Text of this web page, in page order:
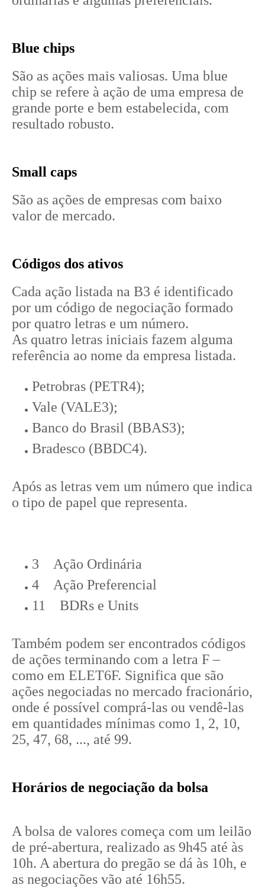
Blue chips
São as ações mais valiosas. Uma blue
chip se refere à ação de uma empresa de
grande porte e bem estabelecida, com
resultado robusto.
Small caps
São as ações de empresas com baixo
valor de mercado.
Códigos dos ativos
Cada ação listada na B3 é identificado
por um código de negociação formado
por quatro letras e um número.
As quatro letras iniciais fazem alguma
referência ao nome da empresa listada.
Petrobras (PETR4);
Vale (VALE3);
Banco do Brasil (BBAS3);
Bradesco (BBDC4).
Após as letras vem um número que indica
o tipo de papel que representa.
3 Ação Ordinária
4 Ação Preferencial
11 BDRs e Units
Também podem ser encontrados códigos
de ações terminando com a letra F –
como em ELET6F. Significa que são
ações negociadas no mercado fracionário,
onde é possível comprá-las ou vendê-las
em quantidades mínimas como 1, 2, 10,
25, 47, 68, ..., até 99.
Horários de negociação da bolsa
A bolsa de valores começa com um leilão
de pré-abertura, realizado as 9h45 até às
10h. A abertura do pregão se dá às 10h, e
as negociações vão até 16h55.